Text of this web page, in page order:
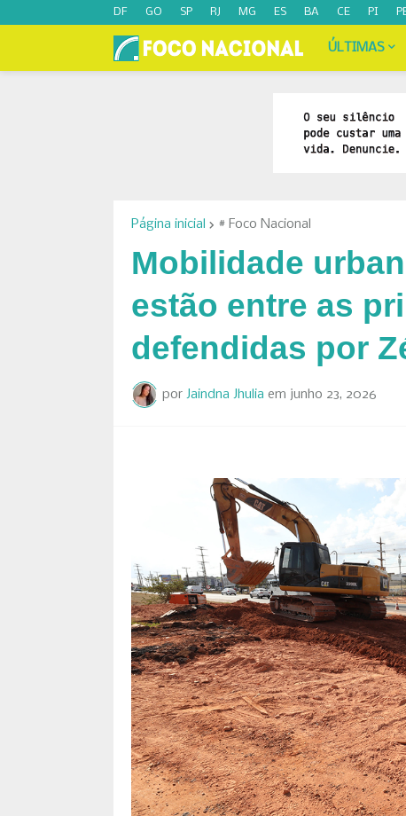
DF GO SP RJ MG ES BA CE PI
ÚLTIMAS
Página inicial # Foco Nacional
Mobilidade
estão entre as
defendidas por
por Jaindna Jhulia em junho 23, 2026